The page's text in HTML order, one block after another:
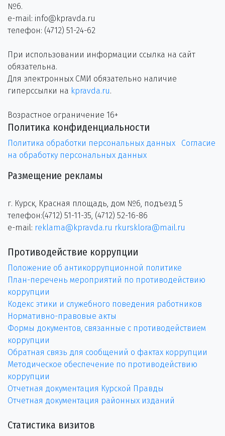
№6.
e-mail: info@kpravda.ru
телефон: (4712) 51-24-62
При использовании информации ссылка на сайт
обязательна.
Для электронных СМИ обязательно наличие
гиперссылки на kpravda.ru.
Возрастное ограничение 16+
Политика конфиденциальности
Политика обработки персональных данных
Согласие
на обработку персональных данных
Размещение рекламы
г. Курск, Красная площадь, дом №6, подъезд 5
телефон:(4712) 51-11-35, (4712) 52-16-86
e-mail: reklama@kpravda.ru rkursklora@mail.ru
Противодействие коррупции
Положение об антикоррупционной политике
План-перечень мероприятий по противодействию
коррупции
Кодекс этики и служебного поведения работников
Нормативно-правовые акты
Формы документов, связанные с противодействием
коррупции
Обратная связь для сообщений о фактах коррупции
Методическое обеспечение по противодействию
коррупции
Отчетная документация Курской Правды
Отчетная документация районных изданий
Статистика визитов